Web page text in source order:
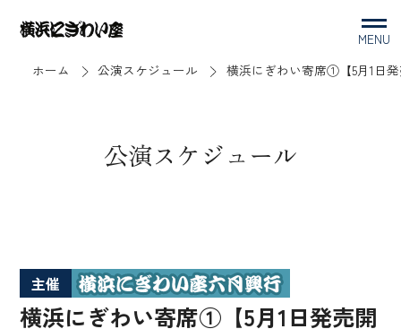
MENU
ホーム
公演スケジュール 横浜にぎわい寄席①【5月1日
公演スケジュール
主催
横浜にぎわい寄席①【5月1日発売開